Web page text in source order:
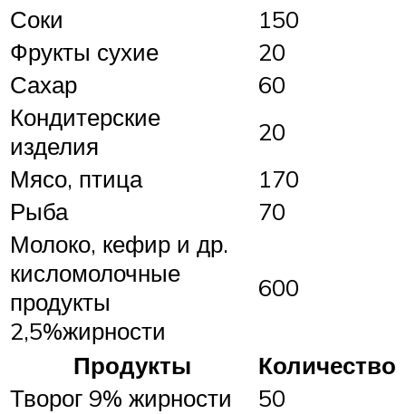
Соки
150
Фрукты сухие
20
Сахар
60
Кондитерские
изделия
20
Мясо, птица
170
Рыба
70
Молоко, кефир и др.
кисломолочные
продукты
2,5%жирности
600
Продукты
Количество
Творог 9% жирности
50